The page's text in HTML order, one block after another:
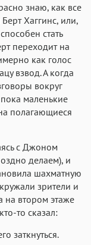
знаю, как все
Хаггинс, или,
стать
переходит на
как голос
взвод. А когда
вокруг
маленькие
полагающиеся
с Джоном
делаем), и
шахматную
зрители и
на втором этаже
то сказал:
заткнуться.